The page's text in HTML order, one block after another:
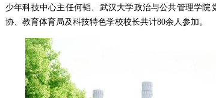
少年科技中心主任何韬、武汉大学政治与公共管理学
协、教育体育局及科技特色学校校长共计80余人参加。